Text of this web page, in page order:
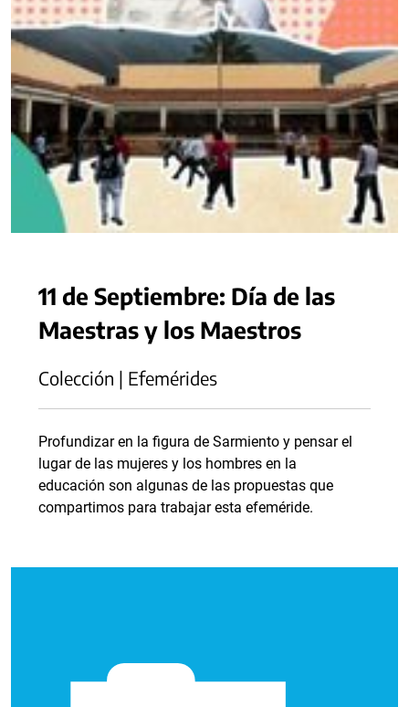
11 de Septiembre: Día de las
Maestras y los Maestros
Colección | Efemérides
Profundizar en la figura de Sarmiento y pensar el
lugar de las mujeres y los hombres en la
educación son algunas de las propuestas que
compartimos para trabajar esta efeméride.